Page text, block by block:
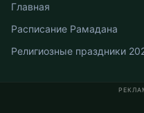
Главная
Расписание Рамадана
Религиозные праздники
Время намаза в